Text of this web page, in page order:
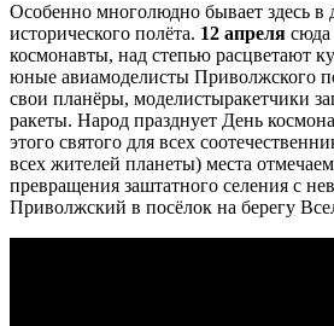
Особенно многолюдно бывает здесь в
исторического полёта. 12 апреля
космонавты, над степью расцветают
юные авиамоделисты Приволжского
свои планёры, моделистыракетчики
ракеты. Народ празднует День
этого святого для всех
всех жителей пла­неты) места
превращения заштат­ного селения с
Приволжский в посёлок на берегу